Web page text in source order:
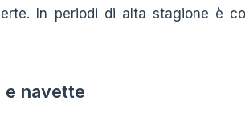
In periodi di alta stagione è
e navette